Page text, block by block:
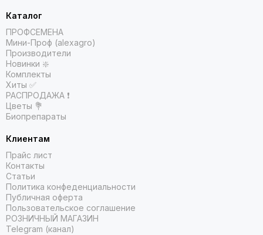
Каталог
ПРОФСЕМЕНА
Мини-Проф (alexagro)
Производители
Новинки ❇️
Комплекты
Хиты ✅
РАСПРОДАЖА ❗️
Цветы 💐
Биопрепараты
Клиентам
Прайс лист
Контакты
Статьи
Политика конфеденциальности
Публичная оферта
Пользовательское соглашение
РОЗНИЧНЫЙ МАГАЗИН
Telegram (канал)